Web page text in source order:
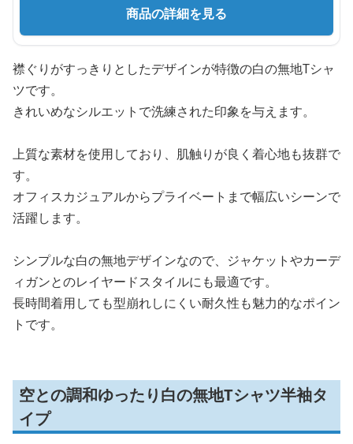
商品の詳細を見る
襟ぐりがすっきりとしたデザインが特徴の白の無地Tシャ
ツです。
きれいめなシルエットで洗練された印象を与えます。
上質な素材を使用しており、肌触りが良く着心地も抜群で
す。
オフィスカジュアルからプライベートまで幅広いシーンで
活躍します。
シンプルな白の無地デザインなので、ジャケットやカーデ
ィガンとのレイヤードスタイルにも最適です。
長時間着用しても型崩れしにくい耐久性も魅力的なポイン
トです。
空との調和ゆったり白の無地Tシャツ半袖タ
イプ